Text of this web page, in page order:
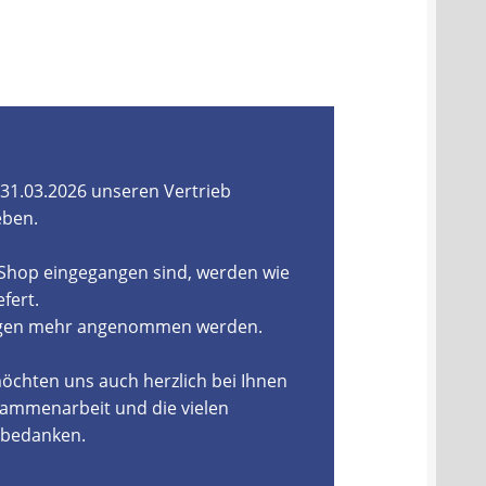
unseren Vertrieb
eingegangen sind, werden wie
mehr angenommen werden.
uns auch herzlich bei Ihnen
und die vielen